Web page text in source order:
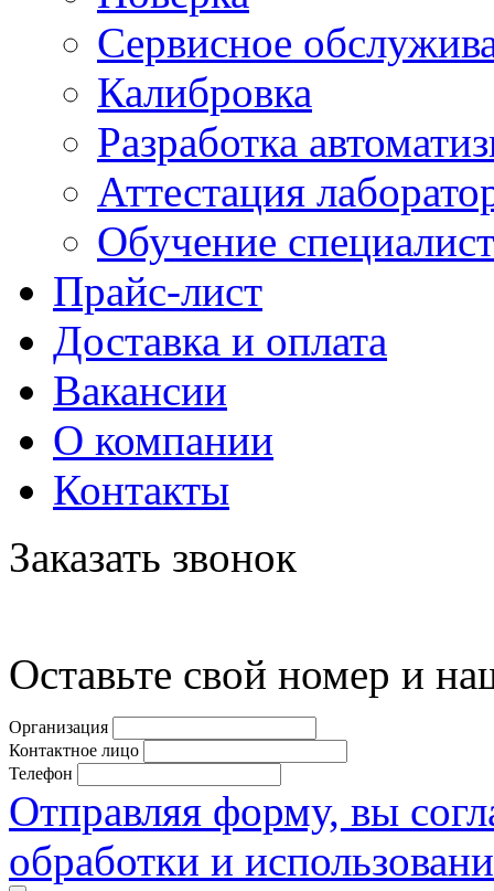
Сервисное
Калибровка
Разработка
Аттестация
Обучение
Прайс-лист
Доставка и оплата
Вакансии
О компании
Контакты
Заказать звонок
Оставьте свой номер и
Организация
Контактное лицо
Телефон
Отправляя форму, вы
обработки и